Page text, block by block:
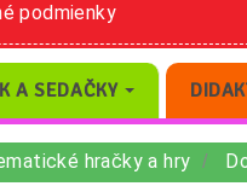
podmienky
A SEDAČKY
hračky a hry